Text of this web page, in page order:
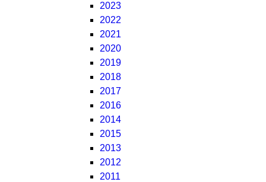
2023
2022
2021
2020
2019
2018
2017
2016
2014
2015
2013
2012
2011